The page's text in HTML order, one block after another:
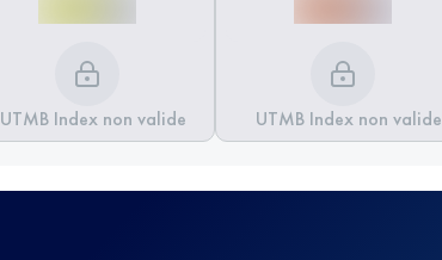
UTMB Index non valide UTMB Index non valide